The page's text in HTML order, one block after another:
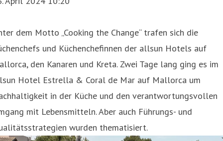
dem Motto „Cooking the Change“ trafen sich die
und Küchenchefinnen der allsun Hotels auf
den Kanaren und Kreta. Zwei Tage lang ging es im
Hotel Estrella & Coral de Mar auf Mallorca um
in der Küche und den verantwortungsvollen
mit Lebensmitteln. Aber auch Führungs- und
wurden thematisiert.